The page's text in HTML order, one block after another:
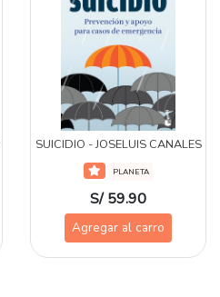
SUICIDIO - JOSELUIS CANALES
PLANETA
S/ 59.90
Agregar al carro